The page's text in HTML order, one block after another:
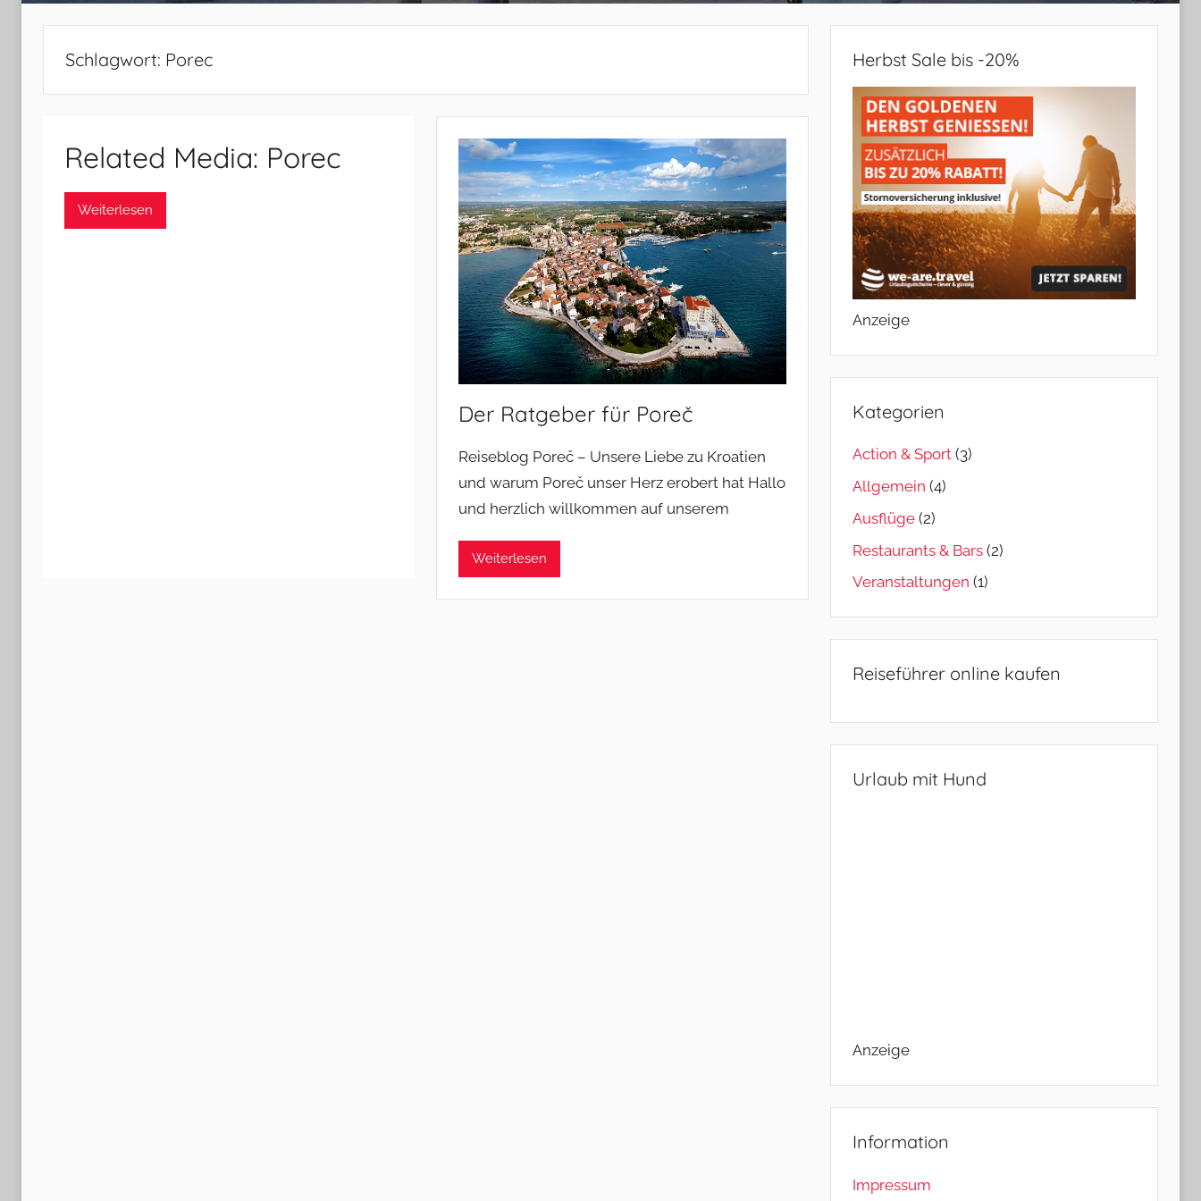
Schlagwort: Porec
Related Media: Porec
Weiterlesen
Der Ratgeber für Poreč
Reiseblog Poreč – Unsere Liebe zu Kroatien
und warum Poreč unser Herz erobert hat Hallo
und herzlich willkommen auf unserem
Weiterlesen
Herbst Sale bis -20%
Anzeige
Kategorien
Action & Sport(3)
Allgemein (4)
Ausflüge(2)
Restaurants & Bars(2)
Veranstaltungen (1)
Reiseführer online kaufen
Urlaub mit Hund
Anzeige
Information
Impressum